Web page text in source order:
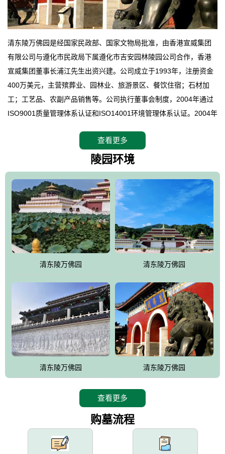
清东陵万佛园是经国家民政部、国家文物局批准，由香港宣威集团
有限公司与遵化市民政局下属遵化市吉安园林陵园公司合作，香港
宣威集团董事长浦江先生出资兴建。公司成立于1993年，注册资金
400万美元，主营殡葬业、园林业、旅游景区、餐饮住宿；石材加
工；工艺品、农副产品销售等。公司执行董事会制度，2004年通过
ISO9001质量管理体系认证和ISO14001环境管理体系认证。2004年
拥有4A级旅游区头衔的花园式陵园，园内建有四星级酒店一座。
万佛园位于遵化市境内，座落在世界文化遗产清东陵地形墙内，地
形绝佳，地理位置优越，交通便利。公司以“建设全国顶级人生后花
园、打造佛教精品旅游圣地”为目标，以海外归侨、国内外知名人士
的墓地安葬、祭祀吊亡并结合旅游参观构成其主要使用功能；以苍
郁绚丽、优雅宜人的园林景观构成其外部形象。通过墓园建设与造
园手法相结合的默契操作，建成一处特色鲜明、服务周全、环境优
美、民族风格突出，与周边文物古迹交相呼应的极具吸引力的花园
式园林。
万佛园工程一期占地448亩，目前完成投资近12亿元人民币，园区采
用全仿古式建筑，寻求与世界文化遗产地清东陵的和谐统一，在园
区建设中寻求陵园建设与景区建设的有机融合，充分发挥独一无二
的地形优势，打造现代艺术园林，建设旅游景观、寺庙、酒店等综
合服务设施，服务于陵园经营，使企业的多元化经营项目相互依
托、相互促进，园区绿化覆盖率达90%。
设计建造各种墓地墓位3万个；主体建筑金宝塔，墓位容量8万个，
能适应不同消费阶层的需求，为客户提供墓碑设计制作服务、特色
查看更多
陵园环境
清东陵万佛园 清东陵万佛园
清东陵万佛园 清东陵万佛园
查看更多
购墓流程